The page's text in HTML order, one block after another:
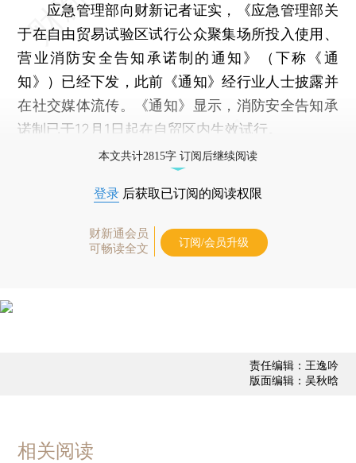
应急管理部向财新记者证实，《应急管理部关
于在自由贸易试验区试行公众聚集场所投入使用、
营业消防安全告知承诺制的通知》（下称《通
知》）已经下发，此前《通知》经行业人士披露并
在社交媒体流传。《通知》显示，消防安全告知承
诺制已于12月1日起在自贸区内生效试行。
本文共计2815字 订阅后继续阅读
登录 后获取已订阅的阅读权限
财新通会员
可畅读全文
订阅/会员升级
责任编辑：王逸吟
版面编辑：吴秋晗
相关阅读